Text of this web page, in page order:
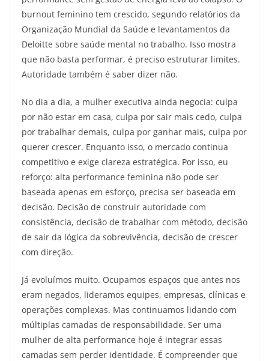
burnout feminino tem crescido, segundo relatórios da
Organização Mundial da Saúde e levantamentos da
Deloitte sobre saúde mental no trabalho. Isso mostra
que não basta performar, é preciso estruturar limites.
Autoridade também é saber dizer não.
No dia a dia, a mulher executiva ainda negocia: culpa
por não estar em casa, culpa por sair mais cedo, culpa
por trabalhar demais, culpa por ganhar mais, culpa por
querer crescer. Enquanto isso, o mercado continua
competitivo e exige clareza estratégica. Por isso, eu
reforço: alta performance feminina não pode ser
baseada apenas em esforço, precisa ser baseada em
decisão. Decisão de construir autoridade com
consistência, decisão de trabalhar com método, decisão
de sair da lógica da sobrevivência, decisão de crescer
com direção.
Já evoluímos muito. Ocupamos espaços que antes nos
eram negados, lideramos equipes, empresas, clínicas e
operações complexas. Mas continuamos lidando com
múltiplas camadas de responsabilidade. Ser uma
mulher de alta performance hoje é integrar essas
camadas sem perder identidade. É compreender que